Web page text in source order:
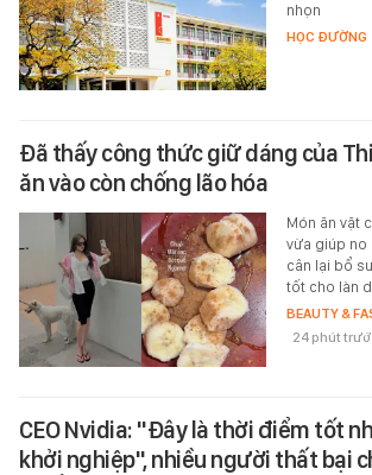
nhọn
HỌC ĐƯỜNG
Đã thấy công thức giữ dáng của
ăn vào còn chống lão hóa
Món ăn vặt
vừa giúp no
cân lại bổ
tốt cho làn
BEAUTY &
24 phút
CEO Nvidia: "Đây là thời điểm tốt
khởi nghiệp", nhiều người thất bại